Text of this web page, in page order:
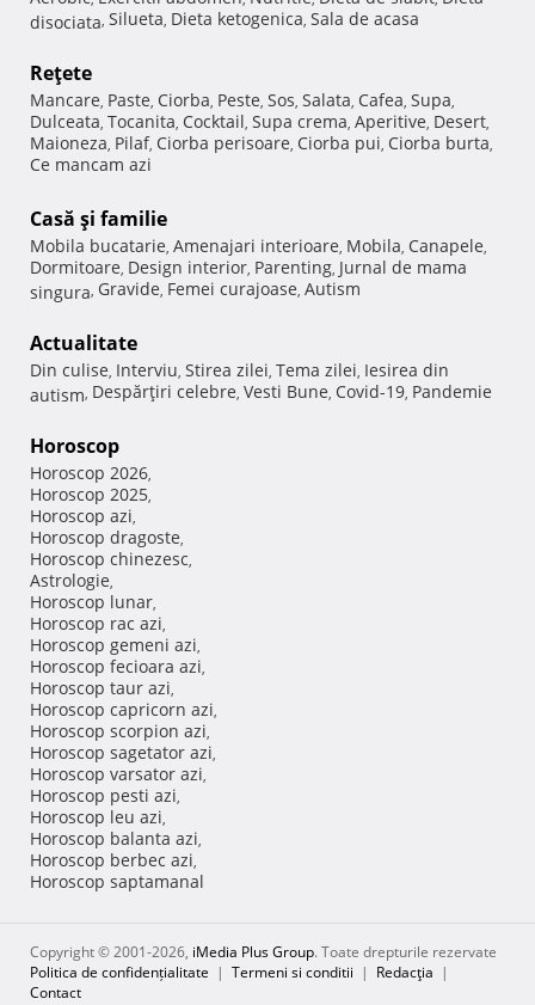
disociata, Silueta, Dieta ketogenica, Sala de acasa
Reţete
Mancare, Paste, Ciorba, Peste, Sos, Salata, Cafea, Supa,
Dulceata, Tocanita, Cocktail, Supa crema, Aperitive, Desert,
Maioneza, Pilaf, Ciorba perisoare, Ciorba pui, Ciorba burta,
Ce mancam azi
Casă şi familie
Mobila bucatarie, Amenajari interioare, Mobila, Canapele,
Dormitoare, Design interior, Parenting, Jurnal de mama
singura, Gravide, Femei curajoase, Autism
Actualitate
Din culise, Interviu, Stirea zilei, Tema zilei, Iesirea din
autism, Despărţiri celebre, Vesti Bune, Covid-19, Pandemie
Horoscop
Horoscop 2026,
Horoscop 2025,
Horoscop azi,
Horoscop dragoste,
Horoscop chinezesc,
Astrologie,
Horoscop lunar,
Horoscop rac azi,
Horoscop gemeni azi,
Horoscop fecioara azi,
Horoscop taur azi,
Horoscop capricorn azi,
Horoscop scorpion azi,
Horoscop sagetator azi,
Horoscop varsator azi,
Horoscop pesti azi,
Horoscop leu azi,
Horoscop balanta azi,
Horoscop berbec azi,
Horoscop saptamanal
Copyright © 2001-2026, iMedia Plus Group. Toate drepturile rezervate
Politica de confidențialitate | Termeni si conditii | Redacţia |
Contact